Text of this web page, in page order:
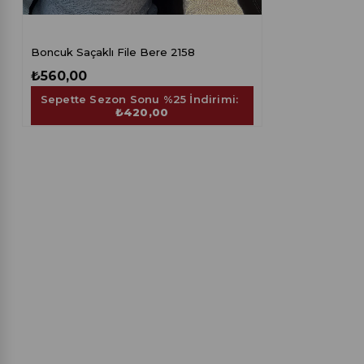
Boncuk Saçaklı File Bere 2158
₺560,00
Sepette Sezon Sonu %25 İndirimi:
₺420,00